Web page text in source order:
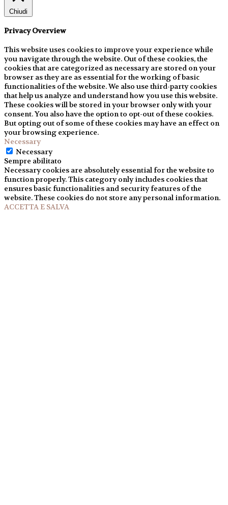
Chiudi
Privacy Overview
This website uses cookies to improve your experience while
you navigate through the website. Out of these cookies, the
cookies that are categorized as necessary are stored on your
browser as they are as essential for the working of basic
functionalities of the website. We also use third-party cookies
that help us analyze and understand how you use this website.
These cookies will be stored in your browser only with your
consent. You also have the option to opt-out of these cookies.
But opting out of some of these cookies may have an effect on
your browsing experience.
Necessary
Necessary
Sempre abilitato
Necessary cookies are absolutely essential for the website to
function properly. This category only includes cookies that
ensures basic functionalities and security features of the
website. These cookies do not store any personal information.
ACCETTA E SALVA